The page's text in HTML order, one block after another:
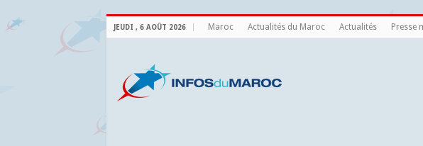
JEUDI , 6 AOÛT 2026 Maroc Actualités du Maroc Actualités Presse